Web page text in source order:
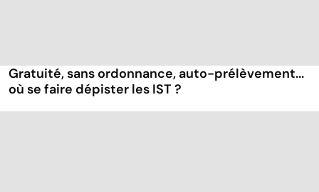
Gratuité, sans ordonnance, auto-prélèvement...
où se faire dépister les IST ?